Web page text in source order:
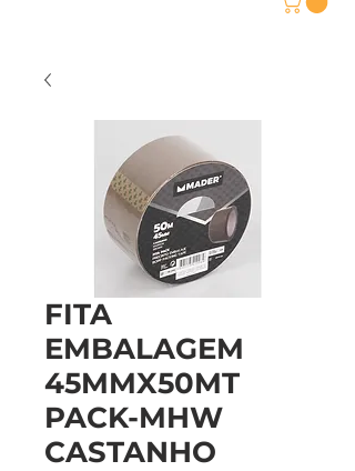
FITA
EMBALAGEM
45MMX50MT
PACK-MHW
CASTANHO